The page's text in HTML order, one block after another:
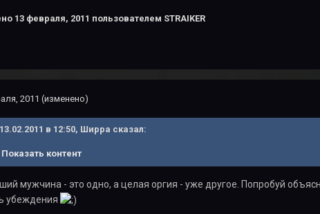
13 февраля, 2011 пользователем STRAIKER
2011 (изменено)
в 12:50, Ширра сказал:
Показать контент
мужчина - это одно, а целая оргия - уже другое. Попробуй
убеждения